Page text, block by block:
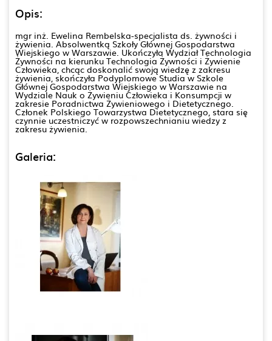
Opis:
mgr inż. Ewelina Rembelska-specjalista ds. żywności i
żywienia. Absolwentką Szkoły Głównej Gospodarstwa
Wiejskiego w Warszawie. Ukończyła Wydział Technologia
Żywności na kierunku Technologia Żywności i Żywienie
Człowieka, chcąc doskonalić swoją wiedzę z zakresu
żywienia, skończyła Podyplomowe Studia w Szkole
Głównej Gospodarstwa Wiejskiego w Warszawie na
Wydziale Nauk o Żywieniu Człowieka i Konsumpcji w
zakresie Poradnictwa Żywieniowego i Dietetycznego.
Członek Polskiego Towarzystwa Dietetycznego, stara się
czynnie uczestniczyć w rozpowszechnianiu wiedzy z
zakresu żywienia.
Galeria: